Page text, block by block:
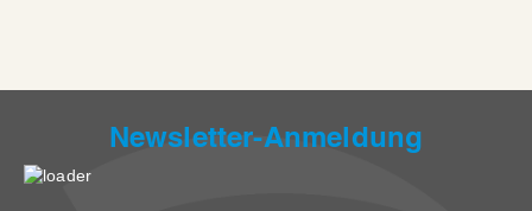
Newsletter-Anmeldung